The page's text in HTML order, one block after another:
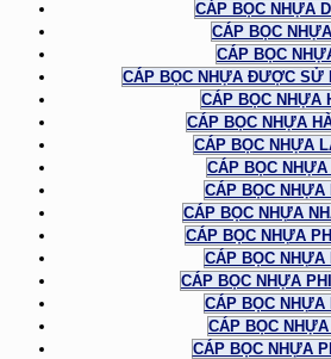
CÁP BỌC NHỰA
CÁP BỌC
CÁP BỌC
CÁP BỌC NHỰA ĐƯỢC SỬ
CÁP BỌC NHỰA
CÁP BỌC NHỰA
CÁP BỌC NHỰA
CÁP BỌC
CÁP BỌC NHỰA
CÁP BỌC NHỰA
CÁP BỌC NHỰA
CÁP BỌC NHỰA
CÁP BỌC NHỰA
CÁP BỌC NHỰA
CÁP BỌC
CÁP BỌC NHỰA